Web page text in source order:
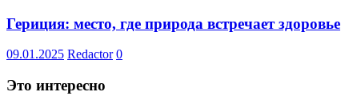
Гериция: место, где природа встречает здоровье
09.01.2025 Redactor 0
Это интересно